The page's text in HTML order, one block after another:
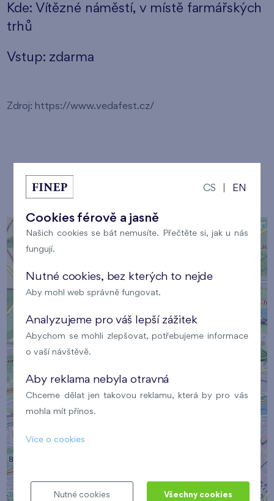
Kde: Vítězné náměstí, v místě farmářských
trhů
Vstup: zdarma
Zdroj: https://www.vedafest.cz/
Místo konání
Místo setkání
×
+
−
CS EN
Cookies férově a jasně
Našich cookies se bát nemusíte. Přečtěte si, jak u nás
fungují.
Nutné cookies, bez kterých to nejde
Aby mohl web správně fungovat.
Analyzujeme pro váš lepší zážitek
Abychom se mohli zlepšovat, potřebujeme informace
o vaší návštěvě.
Aby reklama nebyla otravná
Chceme dělat jen takovou reklamu, která by pro vás
mohla mít přínos.
Více o cookies
Nutné cookies Všechny cookies